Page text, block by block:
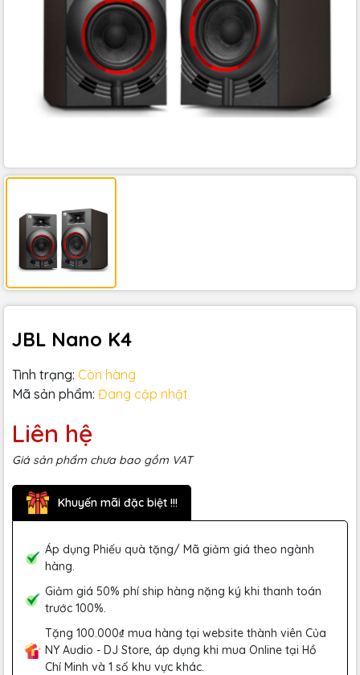
JBL Nano K4
Tình trạng: Còn hàng
Mã sản phẩm: Đang cập nhật
Liên hệ
Giá sản phẩm chưa bao gồm VAT
Khuyến mãi đặc biệt !!!
Áp dụng Phiếu quà tặng/ Mã giảm giá theo ngành
hàng.
Giảm giá 50% phí ship hàng nặng ký khi thanh toán
trước 100%.
Tặng 100.000₫ mua hàng tại website thành viên Của
NY Audio - DJ Store, áp dụng khi mua Online tại Hồ
Chí Minh và 1 số khu vực khác.